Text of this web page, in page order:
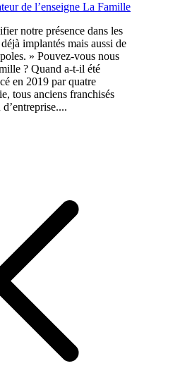
de l’enseigne La Famille
notre présence dans les
implantés mais aussi de
» Pouvez-vous nous
? Quand a-t-il été
en 2019 par quatre
tous anciens franchisés